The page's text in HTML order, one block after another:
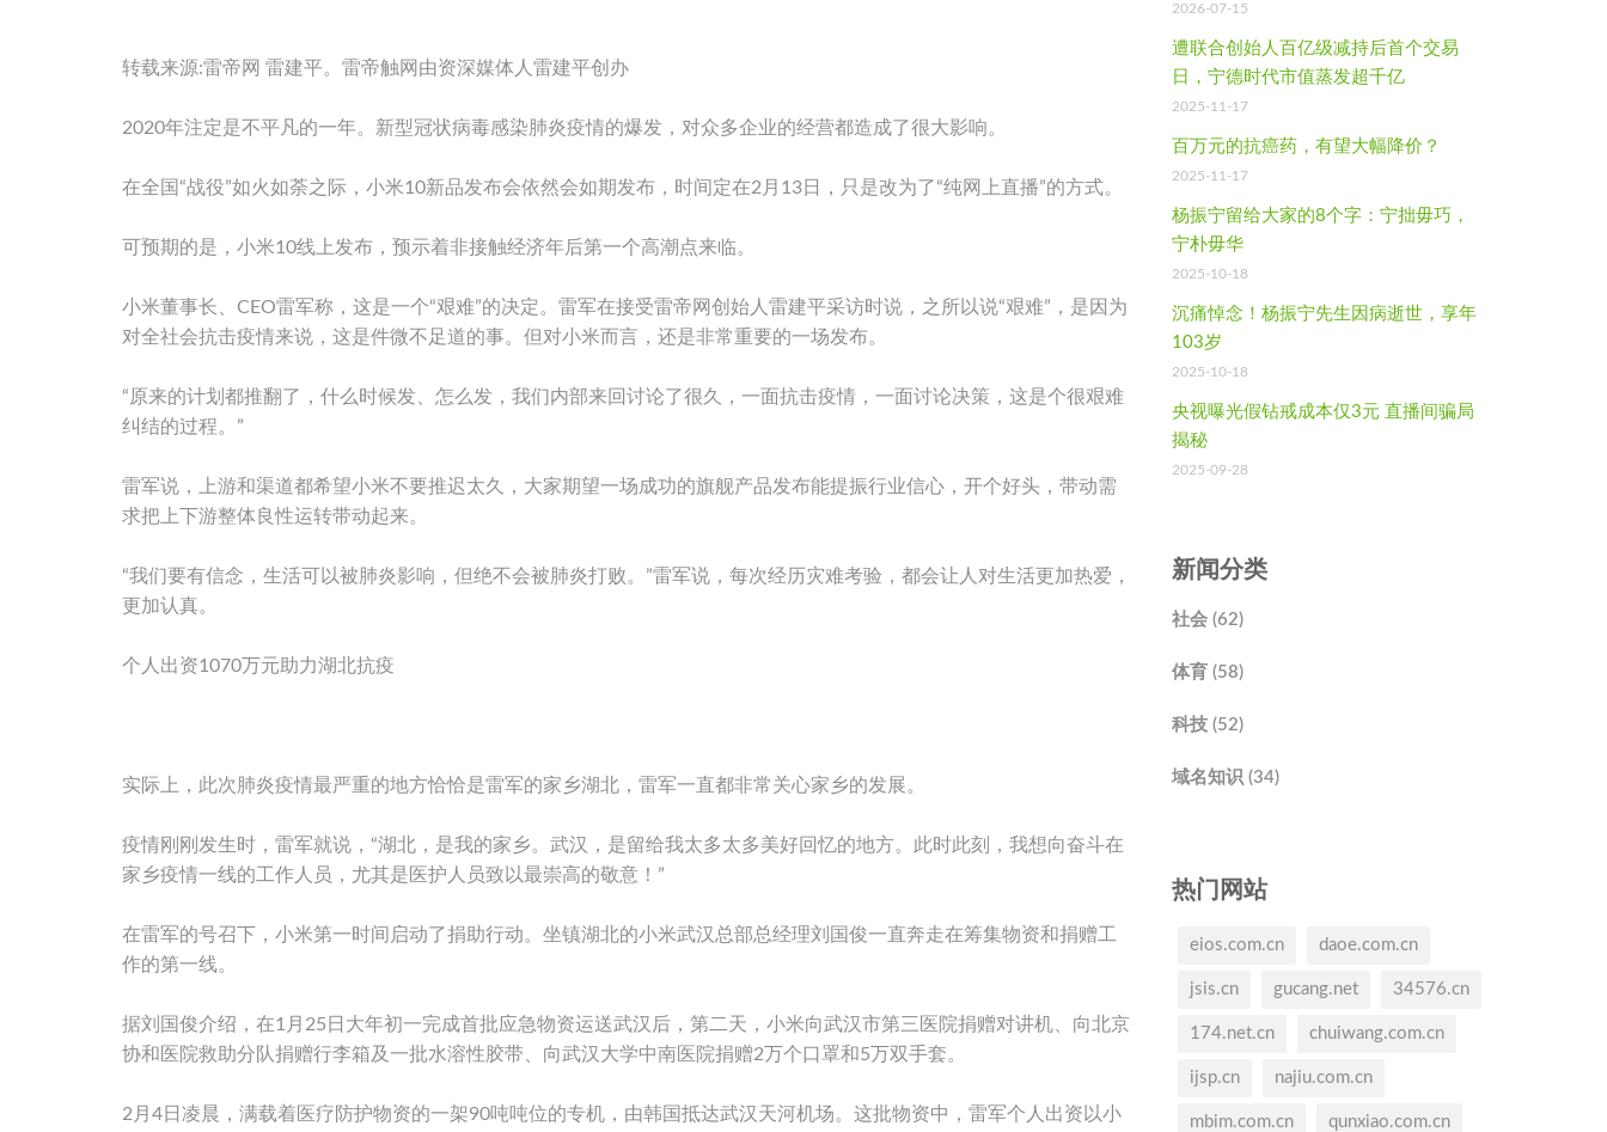
转载来源:雷帝网 雷建平。雷帝触网由资深媒体人雷建平创办
2020年注定是不平凡的一年。新型冠状病毒感染肺炎疫情的爆发，对众多企业的经营都造成了很大影响。
在全国“战役”如火如荼之际，小米10新品发布会依然会如期发布，时间定在2月13日，只是改为了“纯网上直播”的方式。
可预期的是，小米10线上发布，预示着非接触经济年后第一个高潮点来临。
小米董事长、CEO雷军称，这是一个“艰难”的决定。雷军在接受雷帝网创始人雷建平采访时说，之所以说“艰难”，是因为
对全社会抗击疫情来说，这是件微不足道的事。但对小米而言，还是非常重要的一场发布。
“原来的计划都推翻了，什么时候发、怎么发，我们内部来回讨论了很久，一面抗击疫情，一面讨论决策，这是个很艰难
纠结的过程。”
雷军说，上游和渠道都希望小米不要推迟太久，大家期望一场成功的旗舰产品发布能提振行业信心，开个好头，带动需
求把上下游整体良性运转带动起来。
“我们要有信念，生活可以被肺炎影响，但绝不会被肺炎打败。”雷军说，每次经历灾难考验，都会让人对生活更加热爱，
更加认真。
个人出资1070万元助力湖北抗疫
实际上，此次肺炎疫情最严重的地方恰恰是雷军的家乡湖北，雷军一直都非常关心家乡的发展。
疫情刚刚发生时，雷军就说，“湖北，是我的家乡。武汉，是留给我太多太多美好回忆的地方。此时此刻，我想向奋斗在
家乡疫情一线的工作人员，尤其是医护人员致以最崇高的敬意！”
在雷军的号召下，小米第一时间启动了捐助行动。坐镇湖北的小米武汉总部总经理刘国俊一直奔走在筹集物资和捐赠工
作的第一线。
据刘国俊介绍，在1月25日大年初一完成首批应急物资运送武汉后，第二天，小米向武汉市第三医院捐赠对讲机、向北京
协和医院救助分队捐赠行李箱及一批水溶性胶带、向武汉大学中南医院捐赠2万个口罩和5万双手套。
2月4日凌晨，满载着医疗防护物资的一架90吨吨位的专机，由韩国抵达武汉天河机场。这批物资中，雷军个人出资以小
2026-07-15
遭联合创始人百亿级减持后首个交易
日，宁德时代市值蒸发超千亿
2025-11-17
百万元的抗癌药，有望大幅降价？
2025-11-17
杨振宁留给大家的8个字：宁拙毋巧，
宁朴毋华
2025-10-18
沉痛悼念！杨振宁先生因病逝世，享年
103岁
2025-10-18
央视曝光假钻戒成本仅3元 直播间骗局
揭秘
2025-09-28
新闻分类
社会 (62)
体育 (58)
科技 (52)
域名知识 (34)
热门网站
eios.com.cn daoe.com.cn
jsis.cn gucang.net 34576.cn
174.net.cn chuiwang.com.cn
ijsp.cn najiu.com.cn
mbim.com.cn qunxiao.com.cn